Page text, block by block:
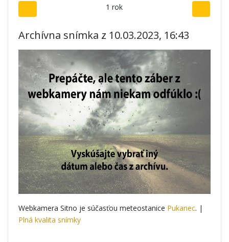
1 rok
Archívna snímka z 10.03.2023, 16:43
Webkamera Sitno je súčasťou meteostanice Pukanec. |
Plná kvalita snímky